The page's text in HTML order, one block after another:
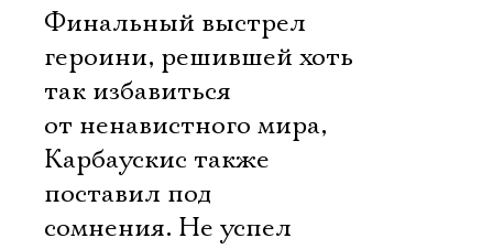
Финальный выстрел
героини, решившей хоть
так избавиться
от ненавистного мира,
Карбаускис также
поставил под
сомнения. Не успел